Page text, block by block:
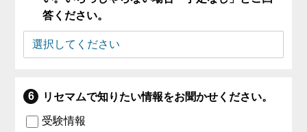
答ください。
リセマムで知りたい情報をお聞かせください。
受験情報